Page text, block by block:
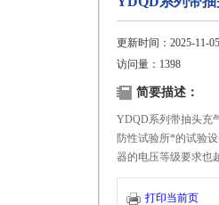
更新时间：2025-11-05
访问量：1398
简要描述：
YDQD系列带抽头充
防性试验所*的试验
器的电压等级要求也
在体积上和重量上还
求。 打印当前页